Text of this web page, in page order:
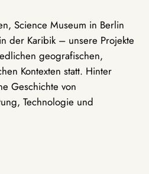
Science Museum in Berlin
der Karibik – unsere Projekte
geografischen,
Kontexten statt. Hinter
Geschichte von
Technologie und